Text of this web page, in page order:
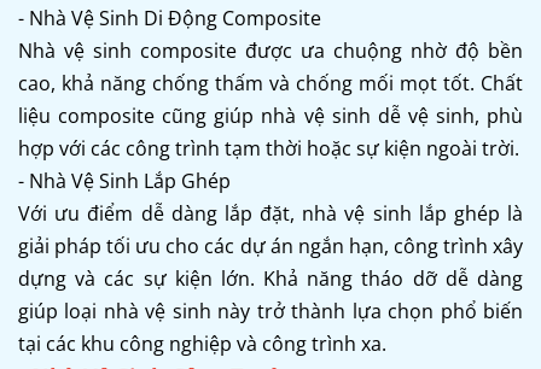
- Nhà Vệ Sinh Di Động Composite
Nhà vệ sinh composite được ưa chuộng nhờ độ bền
cao, khả năng chống thấm và chống mối mọt tốt. Chất
liệu composite cũng giúp nhà vệ sinh dễ vệ sinh, phù
hợp với các công trình tạm thời hoặc sự kiện ngoài trời.
- Nhà Vệ Sinh Lắp Ghép
Với ưu điểm dễ dàng lắp đặt, nhà vệ sinh lắp ghép là
giải pháp tối ưu cho các dự án ngắn hạn, công trình xây
dựng và các sự kiện lớn. Khả năng tháo dỡ dễ dàng
giúp loại nhà vệ sinh này trở thành lựa chọn phổ biến
tại các khu công nghiệp và công trình xa.